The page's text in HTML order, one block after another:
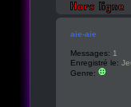
aie-aie
Messages: 1
Enregistré le:
Genre: